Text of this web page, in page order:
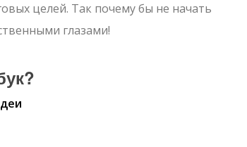
целей. Так почему бы не начать
глазами!